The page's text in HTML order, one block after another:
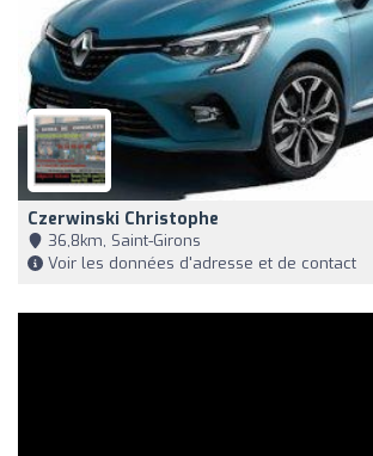
Czerwinski Christophe
36,8km, Saint-Girons
Voir les données d'adresse et de contact